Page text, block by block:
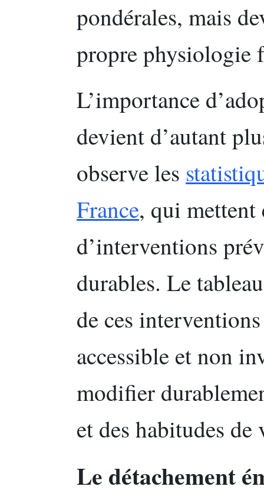
pondérales, mais
propre physiologie
L’importance
devient d’autant
observe les
France, qui mettent
d’interventions
durables. Le
de ces
accessible et non
modifier
et des habitudes de
Le détachement